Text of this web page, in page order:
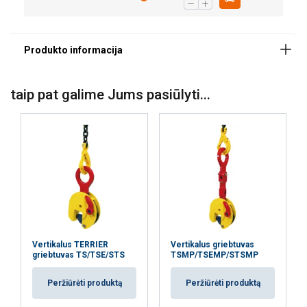
Padengimas:
Standartas:
taip pat galime Jums pasiūlyti...
Vertikalus TERRIER
griebtuvas TS/TSE/STS
Peržiūrėti produktą
Vertikalus griebtuvas
TSMP/TSEMP/STSMP
Peržiūrėti produktą
Ši svetainė naudoja slapukus